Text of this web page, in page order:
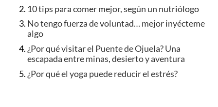
10 tips para comer mejor, según un nutriólogo
No tengo fuerza de voluntad… mejor inyécteme
algo
¿Por qué visitar el Puente de Ojuela? Una
escapada entre minas, desierto y aventura
¿Por qué el yoga puede reducir el estrés?